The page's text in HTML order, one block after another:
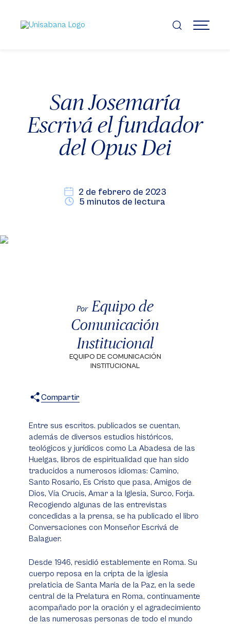
contenido
principal
MENÚ
San Josemaría
Escrivá el fundador
del Opus Dei
2 de febrero de 2023
5 minutos de lectura
Por Equipo de
Comunicación
Institucional
EQUIPO DE COMUNICACIÓN
INSTITUCIONAL
Compartir
Entre sus escritos. publicados se cuentan,
además de diversos estudios históricos,
teológicos y jurídicos como La Abadesa de las
Huelgas, libros de espiritualidad que han sido
traducidos a numerosos idiomas: Camino,
Santo Rosario, Es Cristo que pasa, Amigos de
Dios, Vía Crucis, Amar a la Iglesia, Surco, Forja.
Recogiendo algunas de las entrevistas
concedidas a la prensa, se ha publicado el libro
Conversaciones con Monseñor Escrivá de
Balaguer.
Desde 1946, residió establemente en Roma. Su
cuerpo reposa en la cripta de la iglesia
prelaticia de Santa María de la Paz, en la sede
central de la Prelatura en Roma, continuamente
acompañado por la oración y el agradecimiento
de las numerosas personas de todo el mundo